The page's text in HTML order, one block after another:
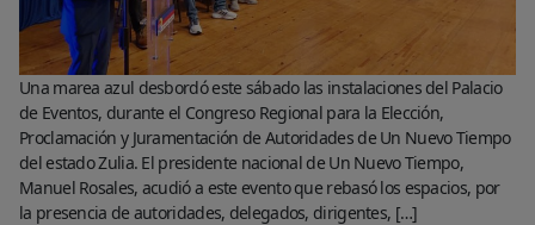
Una marea azul desbordó este sábado las instalaciones del Palacio
de Eventos, durante el Congreso Regional para la Elección,
Proclamación y Juramentación de Autoridades de Un Nuevo Tiempo
del estado Zulia. El presidente nacional de Un Nuevo Tiempo,
Manuel Rosales, acudió a este evento que rebasó los espacios, por
la presencia de autoridades, delegados, dirigentes, […]